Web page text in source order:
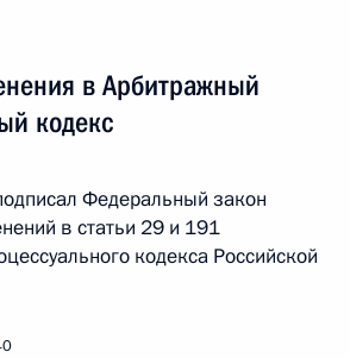
в Арбитражный
кодекс
Федеральный закон
в статьи 29 и 191
кодекса Российской